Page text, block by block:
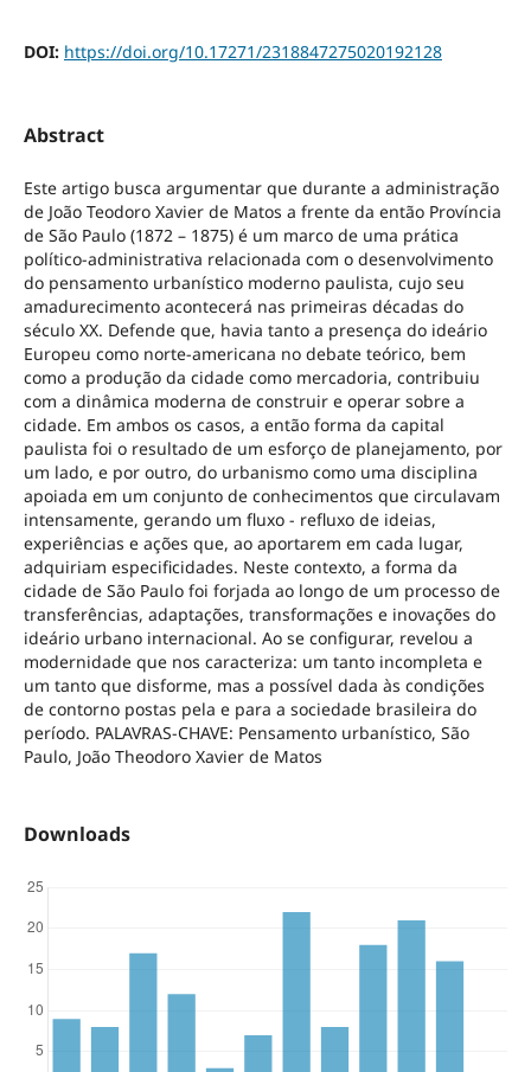
DOI: https://doi.org/10.17271/2318847275020192128
Abstract
Este artigo busca argumentar que durante a administração
de João Teodoro Xavier de Matos a frente da então Província
de São Paulo (1872 – 1875) é um marco de uma prática
político-administrativa relacionada com o desenvolvimento
do pensamento urbanístico moderno paulista, cujo seu
amadurecimento acontecerá nas primeiras décadas do
século XX. Defende que, havia tanto a presença do ideário
Europeu como norte-americana no debate teórico, bem
como a produção da cidade como mercadoria, contribuiu
com a dinâmica moderna de construir e operar sobre a
cidade. Em ambos os casos, a então forma da capital
paulista foi o resultado de um esforço de planejamento, por
um lado, e por outro, do urbanismo como uma disciplina
apoiada em um conjunto de conhecimentos que circulavam
intensamente, gerando um fluxo - refluxo de ideias,
experiências e ações que, ao aportarem em cada lugar,
adquiriam especificidades. Neste contexto, a forma da
cidade de São Paulo foi forjada ao longo de um processo de
transferências, adaptações, transformações e inovações do
ideário urbano internacional. Ao se configurar, revelou a
modernidade que nos caracteriza: um tanto incompleta e
um tanto que disforme, mas a possível dada às condições
de contorno postas pela e para a sociedade brasileira do
período. PALAVRAS-CHAVE: Pensamento urbanístico, São
Paulo, João Theodoro Xavier de Matos
Downloads